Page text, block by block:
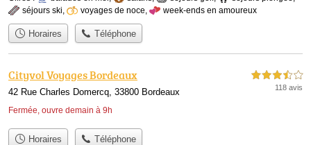
séjours ski, voyages de noce, week-ends en amoureux
Horaires Téléphone
Cityvol Voyages Bordeaux
42 Rue Charles Domercq, 33800 Bordeaux
Fermée, ouvre demain à 9h
3,5 étoiles sur 5
118 avis
Horaires Téléphone